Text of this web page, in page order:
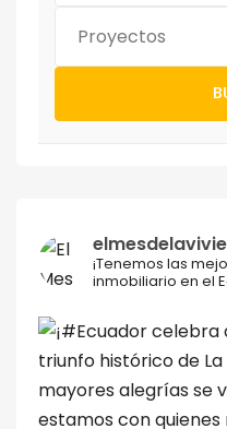
Proyectos
¡Tenemos las
inmobiliario en el